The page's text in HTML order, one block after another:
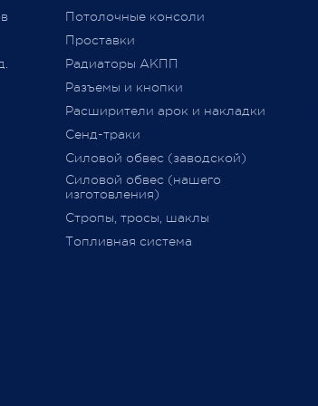
№ 877 (с изменениями)
«Одобрение Типа Транспортного
Средства
далее –
После прохождения всех
испытаний и проверок на
соответствие требований
018/2011, аккредитованным
органом сертификации
оформляетсяОТТС
определённую марку и модель,
данный документвыдается на
Потолочные консоли
Проставки
Радиаторы АКПП
Разъемы и кнопки
Расширители арок и накладки
Сенд-траки
Силовой обвес (заводской)
Силовой обвес (нашего
изготовления)
Стропы, тросы, шаклы
Топливная система